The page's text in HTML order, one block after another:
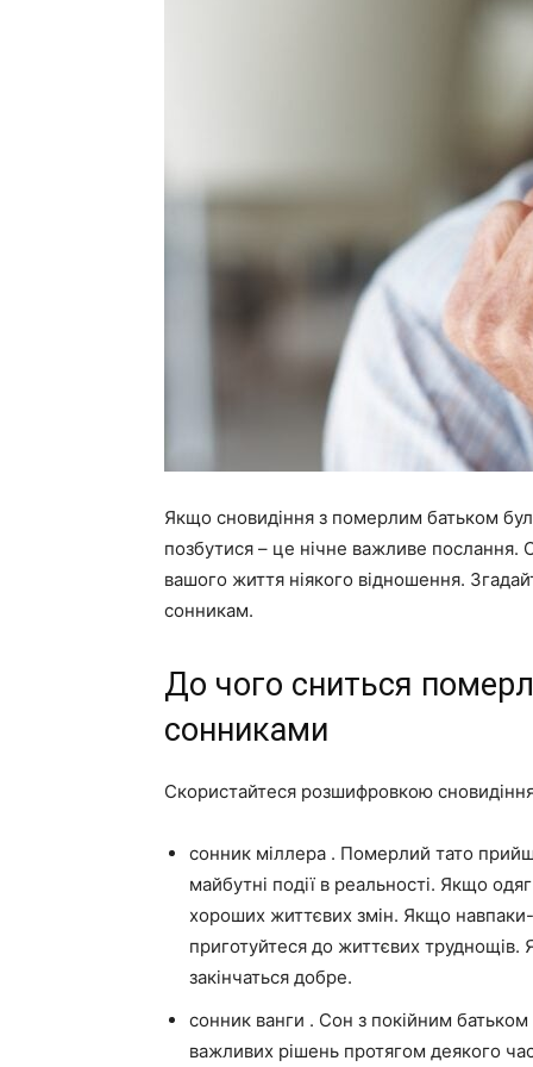
Якщо сновидіння з померлим батьком
позбутися – це нічне важливе
вашого життя ніякого відношення.
сонникам.
До чого сниться
сонниками
Скористайтеся розшифровкою
сонник міллера . Померлий тато
майбутні події в реальності. Якщо
хороших життєвих змін. Якщо
приготуйтеся до життєвих труднощів.
закінчаться добре.
сонник ванги . Сон з покійним
важливих рішень протягом деякого